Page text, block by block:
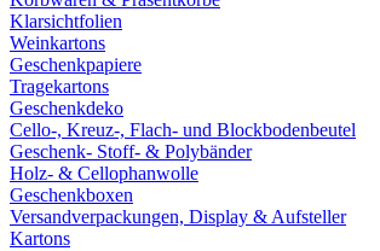
Klarsichtfolien
Weinkartons
Geschenkpapiere
Tragekartons
Geschenkdeko
Cello-, Kreuz-, Flach- und Blockbodenbeutel
Geschenk- Stoff- & Polybänder
Holz- & Cellophanwolle
Geschenkboxen
Versandverpackungen, Display & Aufsteller
Kartons